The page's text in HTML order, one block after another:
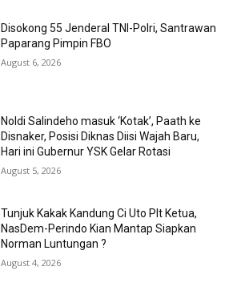
Disokong 55 Jenderal TNI-Polri, Santrawan
Paparang Pimpin FBO
August 6, 2026
Noldi Salindeho masuk ‘Kotak’, Paath ke
Disnaker, Posisi Diknas Diisi Wajah Baru,
Hari ini Gubernur YSK Gelar Rotasi
August 5, 2026
Tunjuk Kakak Kandung Ci Uto Plt Ketua,
NasDem-Perindo Kian Mantap Siapkan
Norman Luntungan ?
August 4, 2026